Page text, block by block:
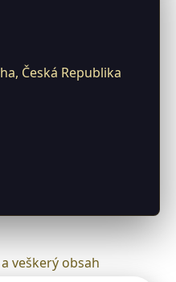
Česká Republika
veškerý obsah